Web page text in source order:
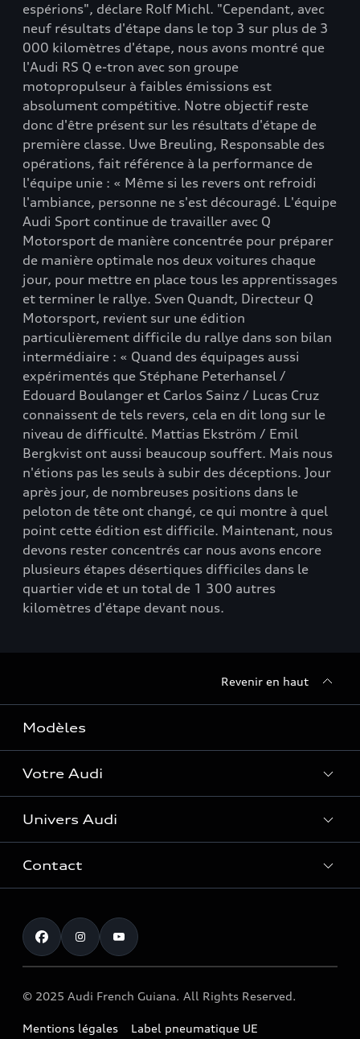
espérions", déclare Rolf Michl. "Cependant, avec
neuf résultats d'étape dans le top 3 sur plus de 3
000 kilomètres d'étape, nous avons montré que
l'Audi RS Q e-tron avec son groupe
motopropulseur à faibles émissions est
absolument compétitive. Notre objectif reste
donc d'être présent sur les résultats d'étape de
première classe. Uwe Breuling, Responsable des
opérations, fait référence à la performance de
l'équipe unie : « Même si les revers ont refroidi
l'ambiance, personne ne s'est découragé. L'équipe
Audi Sport continue de travailler avec Q
Motorsport de manière concentrée pour préparer
de manière optimale nos deux voitures chaque
jour, pour mettre en place tous les apprentissages
et terminer le rallye. Sven Quandt, Directeur Q
Motorsport, revient sur une édition
particulièrement difficile du rallye dans son bilan
intermédiaire : « Quand des équipages aussi
expérimentés que Stéphane Peterhansel /
Edouard Boulanger et Carlos Sainz / Lucas Cruz
connaissent de tels revers, cela en dit long sur le
niveau de difficulté. Mattias Ekström / Emil
Bergkvist ont aussi beaucoup souffert. Mais nous
n'étions pas les seuls à subir des déceptions. Jour
après jour, de nombreuses positions dans le
peloton de tête ont changé, ce qui montre à quel
point cette édition est difficile. Maintenant, nous
devons rester concentrés car nous avons encore
plusieurs étapes désertiques difficiles dans le
quartier vide et un total de 1 300 autres
kilomètres d'étape devant nous.
Revenir en haut
Modèles
Votre Audi
Entretenir et réparer mon Audi
Accessoires et équipements
Functions on Demand
Audi Assistance
Campagne de rappel Airbag Takata
Univers Audi
Histoire du progrès
myAudi experience
Programme culturel Audi talents
Contact
Service clientèle
© 2025 Audi French Guiana. All Rights Reserved.
Mentions légales Label pneumatique UE